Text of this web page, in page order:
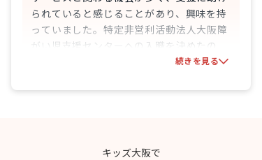
られていると感じることがあり、興味を持
っていました。特定非営利活動法人大阪障
がい児支援センターへの入職を決めたの
は、大人向けの支援事業所も運営してお
でいると感じたためです。
続きを見る
キッズ大阪で